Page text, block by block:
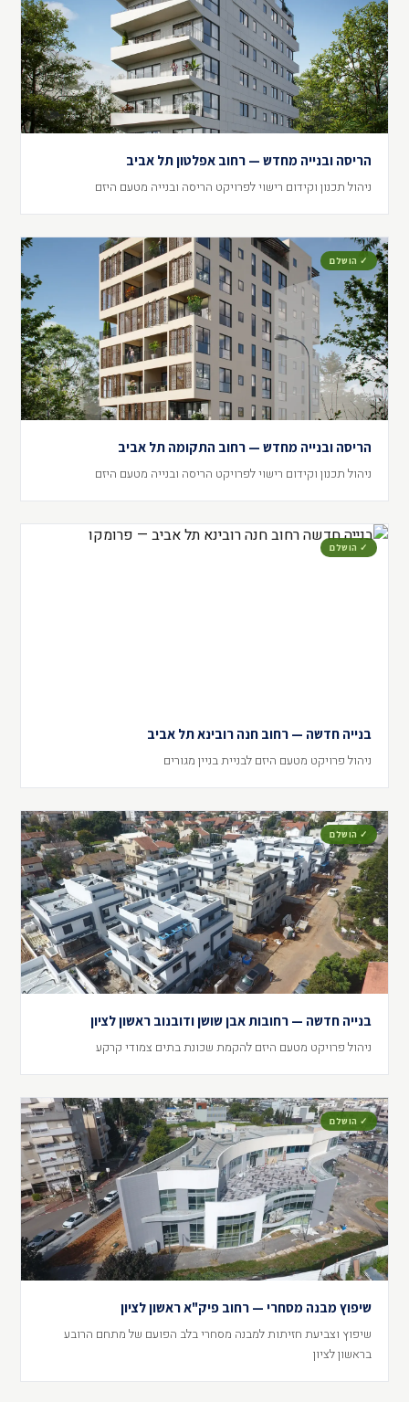
הריסה ובנייה מחדש — רחוב אפלטון תל אביב
ניהול תכנון וקידום רישוי לפרויקט הריסה ובנייה מטעם היזם
✓ הושלם
הריסה ובנייה מחדש — רחוב התקומה תל אביב
ניהול תכנון וקידום רישוי לפרויקט הריסה ובנייה מטעם היזם
✓ הושלם
בנייה חדשה — רחוב חנה רובינא תל אביב
ניהול פרויקט מטעם היזם לבניית בניין מגורים
✓ הושלם
בנייה חדשה — רחובות אבן שושן ודובנוב ראשון לציון
ניהול פרויקט מטעם היזם להקמת שכונת בתים צמודי קרקע
✓ הושלם
שיפוץ מבנה מסחרי — רחוב פיק"א ראשון לציון
שיפוץ וצביעת חזיתות למבנה מסחרי בלב הפועם של מתחם הרובע
בראשון לציון